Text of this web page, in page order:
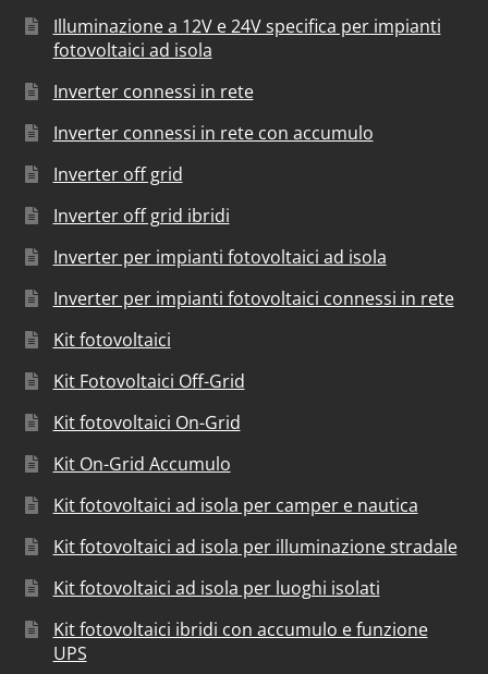
Illuminazione a 12V e 24V specifica per impianti
fotovoltaici ad isola
Inverter connessi in rete
Inverter connessi in rete con accumulo
Inverter off grid
Inverter off grid ibridi
Inverter per impianti fotovoltaici ad isola
Inverter per impianti fotovoltaici connessi in rete
Kit fotovoltaici
Kit Fotovoltaici Off-Grid
Kit fotovoltaici On-Grid
Kit On-Grid Accumulo
Kit fotovoltaici ad isola per camper e nautica
Kit fotovoltaici ad isola per illuminazione stradale
Kit fotovoltaici ad isola per luoghi isolati
Kit fotovoltaici ibridi con accumulo e funzione
UPS